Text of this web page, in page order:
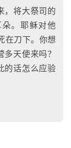
，将大祭司的
。耶稣对他
在刀下。你想
天使来吗？
的话怎么应验